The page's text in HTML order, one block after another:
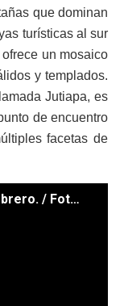
que dominan
turísticas al sur
un mosaico
y templados.
Jutiapa, es
de encuentro
facetas de
La esencia de un pueblo en el sombrero. / Foto: Gilber García